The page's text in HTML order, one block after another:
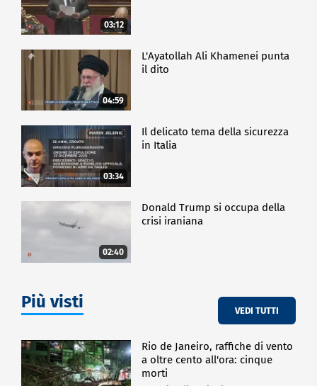
03:12
04:59
L'Ayatollah Ali Khamenei punta
il dito
03:34
Il delicato tema della sicurezza
in Italia
02:40
Donald Trump si occupa della
crisi iraniana
Più visti VEDI TUTTI
Rio de Janeiro, raffiche di vento
a oltre cento all'ora: cinque
morti